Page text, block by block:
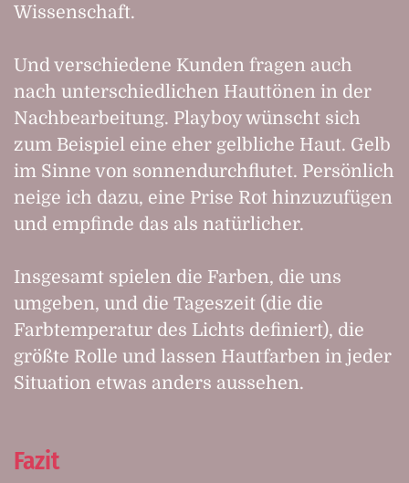
Wissenschaft.
Und verschiedene Kunden fragen auch
nach unterschiedlichen Hauttönen in der
Nachbearbeitung. Playboy wünscht sich
zum Beispiel eine eher gelbliche Haut. Gelb
im Sinne von sonnendurchflutet. Persönlich
neige ich dazu, eine Prise Rot hinzuzufügen
und empfinde das als natürlicher.
Insgesamt spielen die Farben, die uns
umgeben, und die Tageszeit (die die
Farbtemperatur des Lichts definiert), die
größte Rolle und lassen Hautfarben in jeder
Situation etwas anders aussehen.
Fazit